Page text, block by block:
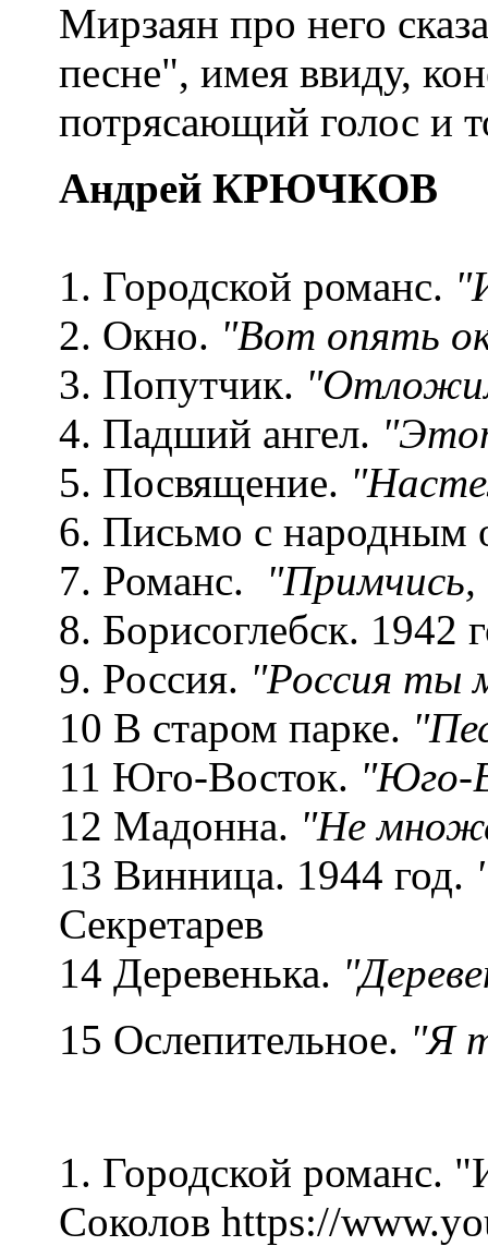
Мирзаян про него
песне", имея ввиду,
потрясающий голос и
Андрей КРЮЧКОВ
1. Городской романс.
2. Окно. "Вот опять
3. Попутчик.
4. Падший ангел.
5. Посвящение.
6. Письмо с народным
7. Романс.
"Примчись,
8. Борисоглебск. 1942
9. Россия. "Россия ты
10 В старом парке.
11 Юго-Восток. "Юго-
12 Мадонна. "Не
13 Винница. 1944 год.
Секретарев
14 Деревенька.
15 Ослепительное. "Я
1. Городской романс.
Соколов https://